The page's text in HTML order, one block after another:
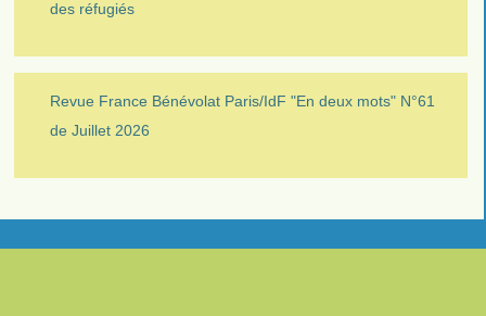
des réfugiés
Revue France Bénévolat Paris/IdF "En deux mots" N°61
de Juillet 2026